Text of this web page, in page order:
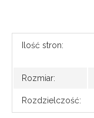
Ilość stron:
Rozmiar:
Rozdzielczość: